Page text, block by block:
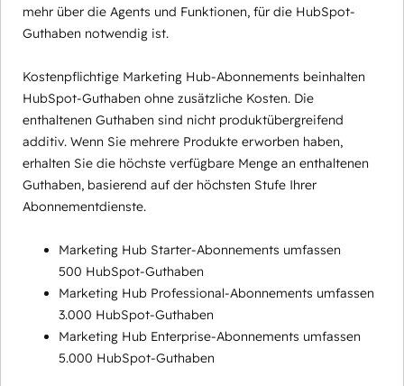
mehr über die Agents und Funktionen, für die HubSpot-
Guthaben notwendig ist.
Kostenpflichtige Marketing Hub-Abonnements beinhalten
HubSpot-Guthaben ohne zusätzliche Kosten. Die
enthaltenen Guthaben sind nicht produktübergreifend
additiv. Wenn Sie mehrere Produkte erworben haben,
erhalten Sie die höchste verfügbare Menge an enthaltenen
Guthaben, basierend auf der höchsten Stufe Ihrer
Abonnementdienste.
Marketing Hub Starter-Abonnements umfassen
500 HubSpot-Guthaben
Marketing Hub Professional-Abonnements umfassen
3.000 HubSpot-Guthaben
Marketing Hub Enterprise-Abonnements umfassen
5.000 HubSpot-Guthaben